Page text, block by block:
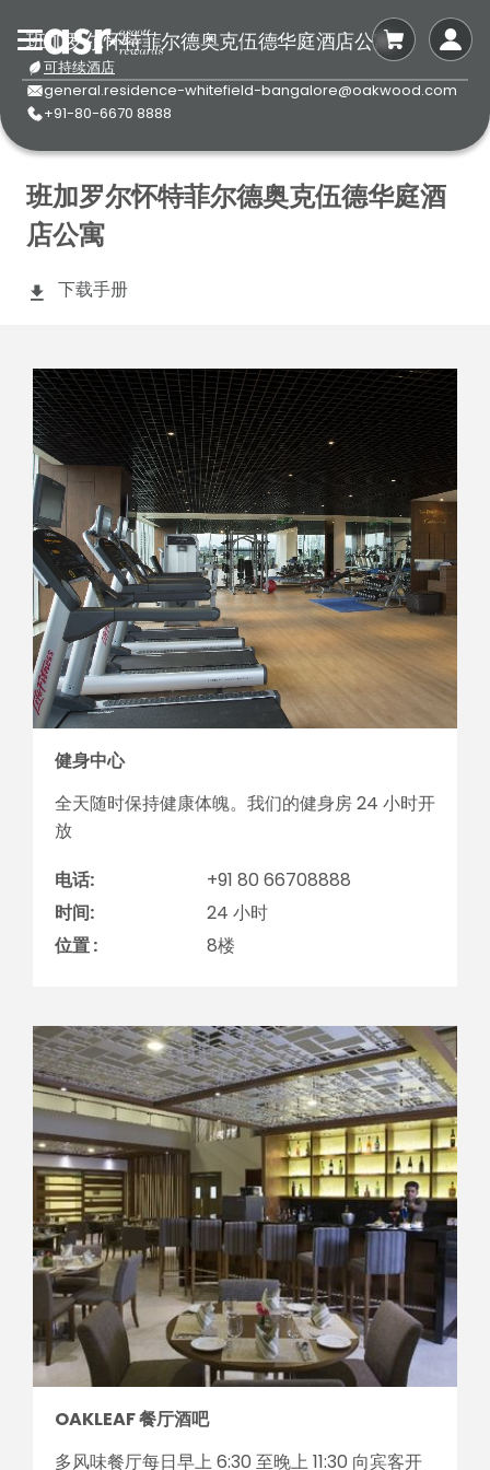
班加罗尔怀特菲尔德奥克伍德华庭酒店公寓
可持续酒店
general.residence-whitefield-bangalore@oakwood.com
+91-80-6670 8888
班加罗尔怀特菲尔德奥克伍德华庭酒
店公寓
下载手册
健身中心
全天随时保持健康体魄。我们的健身房 24 小时开
放
电话:
+91 80 66708888
时间:
24 小时
位置 :
8楼
OAKLEAF 餐厅酒吧
多风味餐厅每日早上 6:30 至晚上 11:30 向宾客开